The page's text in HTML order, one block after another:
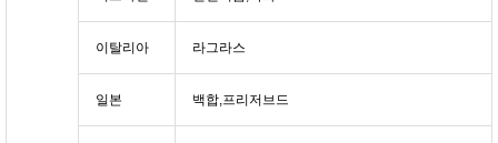
이탈리아 라그라스
일본 백합,프리저브드